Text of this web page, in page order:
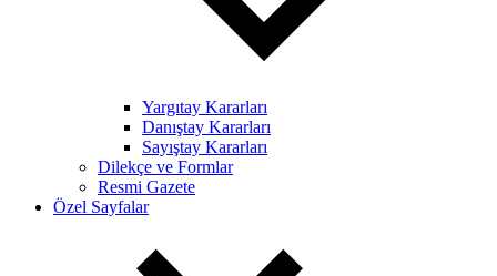
Yargıtay Kararları
Danıştay Kararları
Sayıştay Kararları
Dilekçe ve Formlar
Resmi Gazete
Özel Sayfalar